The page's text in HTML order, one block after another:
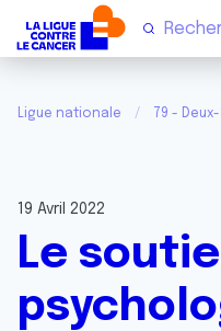
Ligue nationale 79 -
19 Avril 2022
Le